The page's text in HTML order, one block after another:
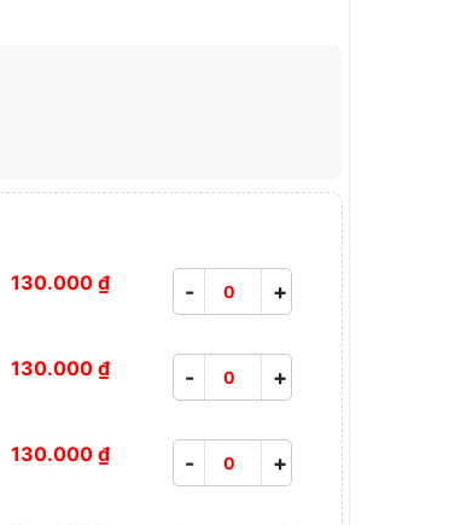
130.000 ₫ - +
130.000 ₫ - +
130.000 ₫ - +